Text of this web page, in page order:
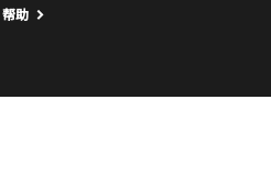
帮助